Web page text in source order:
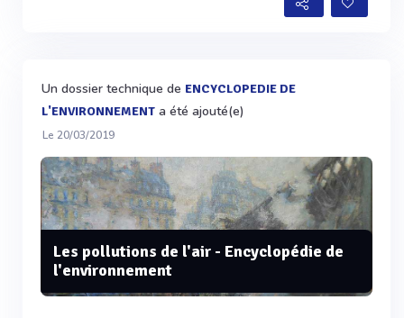
Un dossier technique de ENCYCLOPEDIE DE
L'ENVIRONNEMENT a été ajouté(e)
Le 20/03/2019
Les pollutions de l'air - Encyclopédie de
l'environnement